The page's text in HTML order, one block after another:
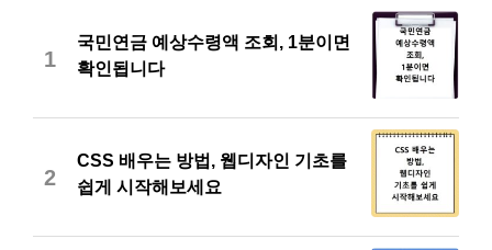
1
국민연금 예상수령액 조회, 1분이면
확인됩니다
2
CSS 배우는 방법, 웹디자인 기초를
쉽게 시작해보세요